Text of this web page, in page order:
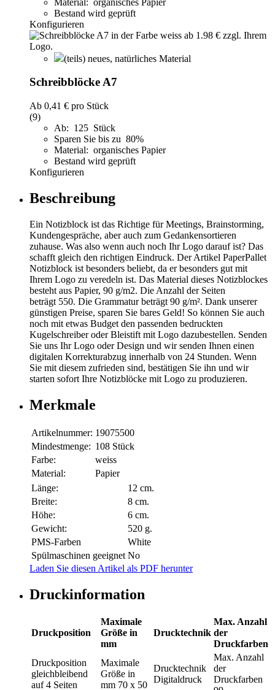
Bestand wird geprüft
Konfigurieren
(teils) neues, natürliches Material
Schreibblöcke A7
Ab 0,41 € pro Stück
(9)
Ab: 125 Stück
Sparen Sie bis zu 80%
Material: organisches Papier
Bestand wird geprüft
Konfigurieren
Beschreibung
Ein Notizblock ist das Richtige für Meetings, Brainstorming,
Kundengespräche, aber auch zum Gedankensortieren
zuhause. Was also wenn auch noch Ihr Logo darauf ist? Das
schafft gleich den richtigen Eindruck. Der Artikel PaperPallet
Notizblock ist besonders beliebt, da er besonders gut mit
Ihrem Logo zu veredeln ist. Das Material dieses Notizblockes
besteht aus Papier, 90 g/m2. Die Anzahl der Seiten
beträgt 550. Die Grammatur beträgt 90 g/m². Dank unserer
günstigen Preise, sparen Sie bares Geld! So können Sie auch
noch mit etwas Budget den passenden bedruckten
Kugelschreiber oder Bleistift mit Logo dazubestellen. Senden
Sie uns Ihr Logo oder Design und wir senden Ihnen einen
digitalen Korrekturabzug innerhalb von 24 Stunden. Wenn
Sie mit diesem zufrieden sind, bestätigen Sie ihn und wir
starten sofort Ihre Notizblöcke mit Logo zu produzieren.
Merkmale
Artikelnummer: 19075500
Mindestmenge: 108 Stück
Farbe:
weiss
Material:
Papier
Länge:
12 cm.
Breite:
8 cm.
Höhe:
6 cm.
Gewicht:
520 g.
PMS-Farben
White
Spülmaschinen geeignet No
Laden Sie diesen Artikel als PDF herunter
Druckinformation
Druckposition
Maximale
Größe in
mm
Drucktechnik
Max. Anzahl
der
Druckfarben
Druckposition
gleichbleibend
auf 4 Seiten
Maximale
Größe in
mm 70 x 50
Drucktechnik
Digitaldruck
Max. Anzahl
der
Druckfarben